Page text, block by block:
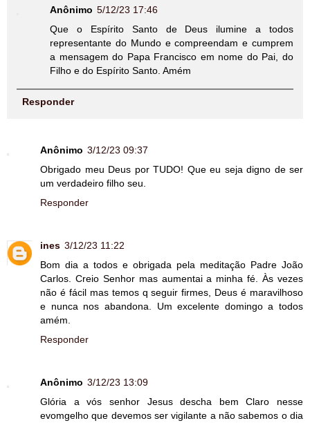
Anônimo 5/12/23 17:46
Que o Espírito Santo de Deus ilumine a todos
representante do Mundo e compreendam e cumprem
a mensagem do Papa Francisco em nome do Pai, do
Filho e do Espírito Santo. Amém
Responder
Anônimo 3/12/23 09:37
Obrigado meu Deus por TUDO! Que eu seja digno de ser
um verdadeiro filho seu.
Responder
ines 3/12/23 11:22
Bom dia a todos e obrigada pela meditação Padre João
Carlos. Creio Senhor mas aumentai a minha fé. Às vezes
não é fácil mas temos q seguir firmes, Deus é maravilhoso
e nunca nos abandona. Um excelente domingo a todos
amém.
Responder
Anônimo 3/12/23 13:09
Glória a vós senhor Jesus descha bem Claro nesse
evomgelho que devemos ser vigilante a não sabemos o dia